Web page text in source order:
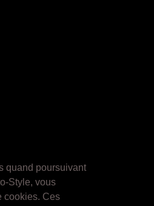
quand poursuivant
Style, vous
cookies. Ces